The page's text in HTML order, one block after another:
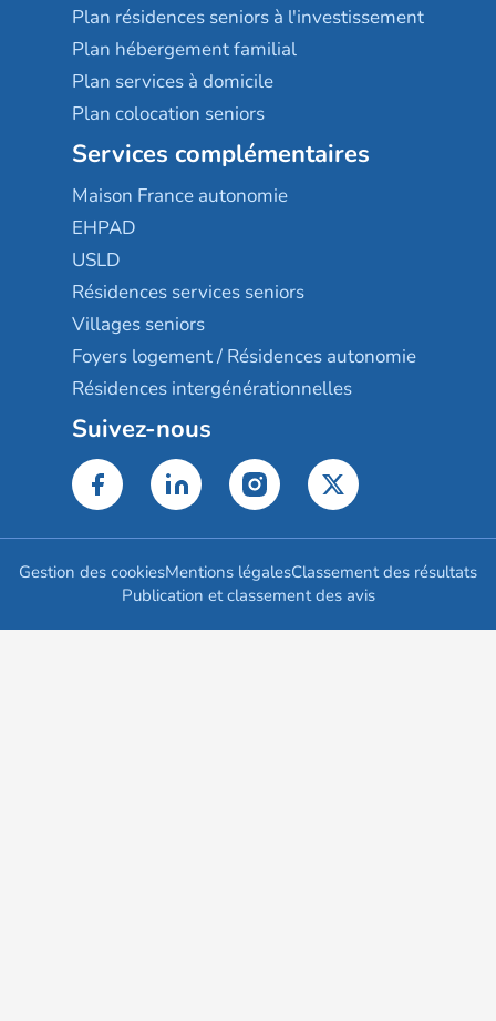
Plan résidences seniors à l'investissement
Plan hébergement familial
Plan services à domicile
Plan colocation seniors
Services complémentaires
Maison France autonomie
EHPAD
USLD
Résidences services seniors
Villages seniors
Foyers logement / Résidences autonomie
Résidences intergénérationnelles
Suivez-nous
Gestion des cookiesMentions légalesClassement des résultats
Publication et classement des avis